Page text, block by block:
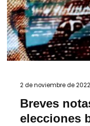
2 de noviembre de 2022
Breves
elecciones